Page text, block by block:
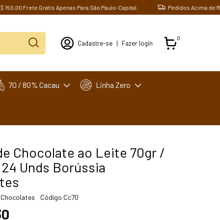
Frete Grátis Apenas Para São Paulo-Capital. Pedidos Acima de R$
Cadastre-se | Fazer login
0
70 / 80% Cacau Linha Zero
Chocolate ao Leite 70gr /
Unds Borússia
Código Cc70